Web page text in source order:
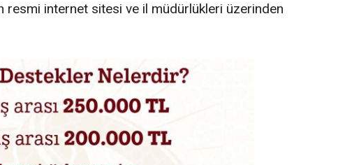
resmi internet sitesi ve il müdürlükleri üzerinden